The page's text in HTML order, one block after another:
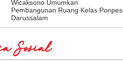
Wicaksono Umumkan
Pembangunan Ruang Kelas Ponpes
Darussalam
Sosial